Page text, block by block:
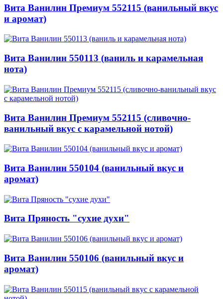
Вита Ванилин Премиум 552115 (ванильный вкус
и аромат)
Вита Ванилин 550113 (ваниль и карамельная
нота)
Вита Ванилин Премиум 552115 (сливочно-
ванильный вкус с карамельной нотой)
Вита Ванилин 550104 (ванильный вкус и
аромат)
Вита Пряность "сухие духи"
Вита Ванилин 550106 (ванильный вкус и
аромат)